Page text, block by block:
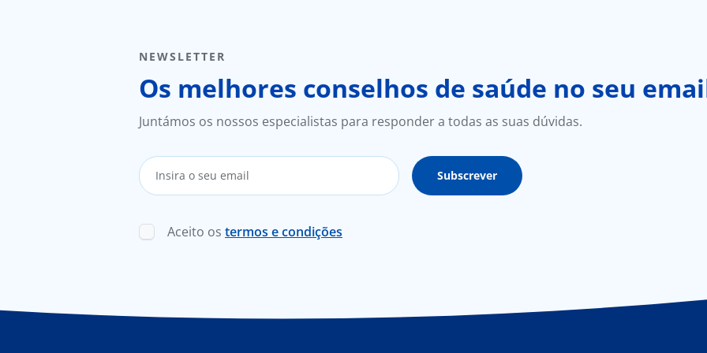
NEWSLETTER
Os melhores conselhos de saúde no seu
Juntámos os nossos especialistas para responder a todas as suas dúvidas.
Aceito os termos e condições